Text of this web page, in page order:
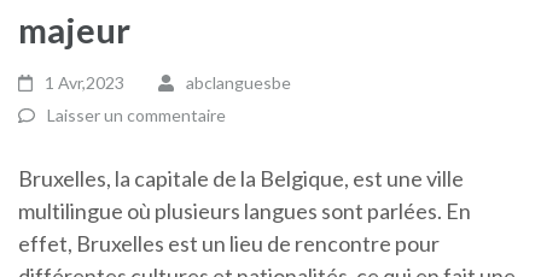
majeur
1 Avr,2023
abclanguesbe
Laisser un commentaire
Bruxelles, la capitale de la Belgique, est une ville
multilingue où plusieurs langues sont parlées. En
effet, Bruxelles est un lieu de rencontre pour